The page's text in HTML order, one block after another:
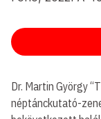
ÉVE:
Dr. Martin György
néptánckutató-